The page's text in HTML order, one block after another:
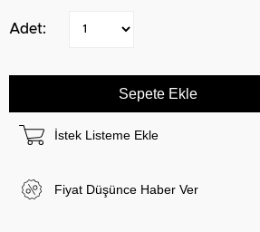
İstek Listeme Ekle
Fiyat Düşünce Haber Ver